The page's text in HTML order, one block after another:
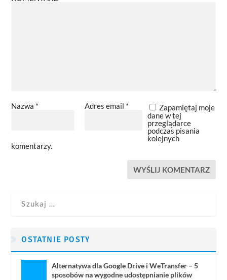
Nazwa * Adres email *
Zapamiętaj moje
dane w tej
przeglądarce
podczas pisania
kolejnych
komentarzy.
OSTATNIE POSTY
Alternatywa dla Google Drive i WeTransfer – 5
sposobów na wygodne udostępnianie plików